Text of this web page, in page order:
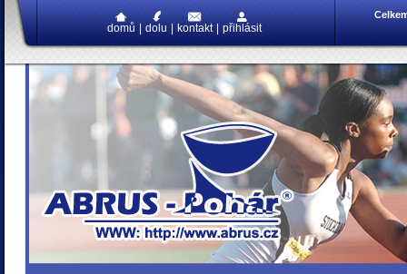
domů dolu kontakt přihlásit